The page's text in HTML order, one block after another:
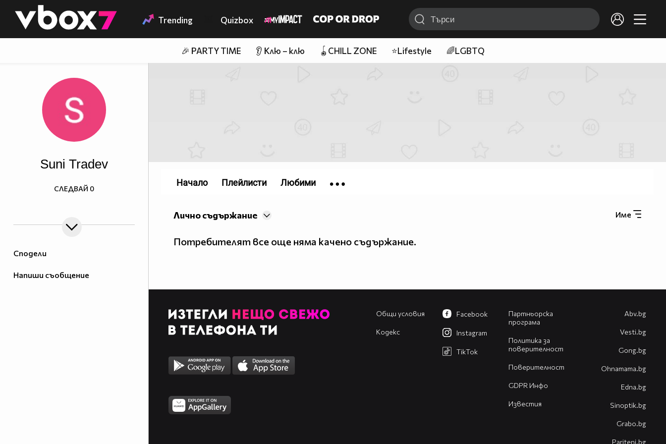
👾 Trending Quizbox
🎉 PARTY TIME 👂 Клю – клю 🪀CHILL ZONE ⭐Lifestyle 🌈LGBTQ
Сподели
Напиши съобщение
Suni Tradev
СЛЕДВАЙ 0
Име
Лично съдържание
Потребителят все още няма качено съдържание.
Начало Плейлисти Любими
Общи условия
Кодекс
Партньорска
програма
Политика за
поверителност
Поверителност
GDPR Инфо
Известия
Facebook
Instagram
TikTok
Abv.bg
Vesti.bg
Gong.bg
Оhnamama.bg
Edna.bg
Sinoptik.bg
Grabo.bg
Pariteni.bg